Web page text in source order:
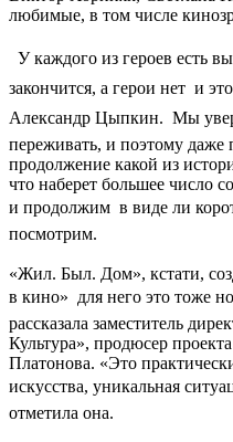
любимые, в том числе
 У каждого из героев есть
закончится, а герои нет  и
Александр Цыпкин.  Мы
переживать, и поэтому даже
продолжение какой из
что наберет большее число
и продолжим  в виде ли
посмотрим.
«Жил. Был. Дом», кстати,
в кино»  для него это тоже
рассказала заместитель
Культура», продюсер
Платонова. «Это
искусства, уникальная
отметила она.